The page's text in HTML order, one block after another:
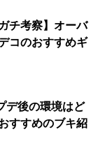
チ考察】オーバ
コのおすすめギ
デ後の環境はど
すすめのブキ紹